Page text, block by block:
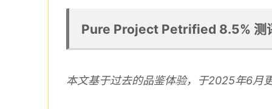
Pure Project Petrified 8.5% 测
本文基于过去的品鉴体验，于2025年6月更